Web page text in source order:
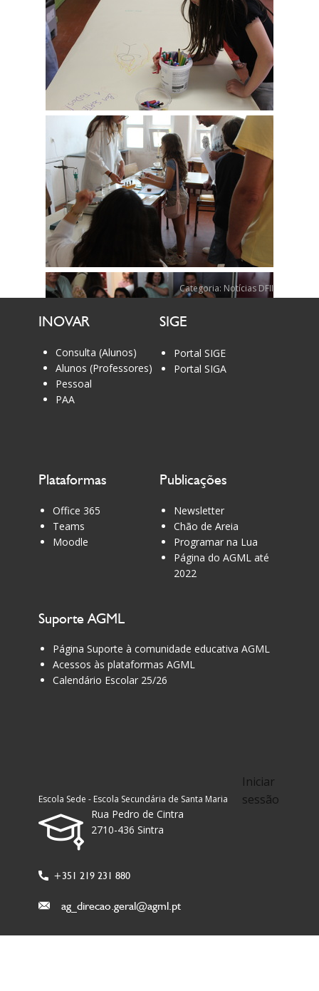
Categoria: Notícias DFII
INOVAR
Consulta (Alunos)
Alunos (Professores)
Pessoal
PAA
SIGE
Portal SIGE
Portal SIGA
Plataformas
Office 365
Teams
Moodle
Publicações
Newsletter
Chão de Areia
Programar na Lua
Página do AGML até
2022
Suporte AGML
Página Suporte à comunidade educativa AGML
Acessos às plataformas AGML
Calendário Escolar 25/26
Iniciar
sessão
Escola Sede - Escola Secundária de Santa Maria
Rua Pedro de Cintra
2710-436 Sintra
+351 219 231 880
ag_direcao.geral@agml.pt